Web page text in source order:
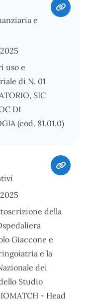
e
uso e
di N. 01
SIC
DI
(cod. 81.01.0)
della
Giaccone e
e la
dei
Studio
- Head